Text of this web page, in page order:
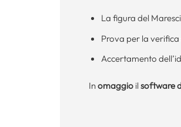
La figura del
Prova per la
Accertamento
Inomaggioil software